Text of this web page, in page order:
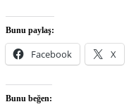
Bunu paylaş:
Facebook X
Bunu beğen: